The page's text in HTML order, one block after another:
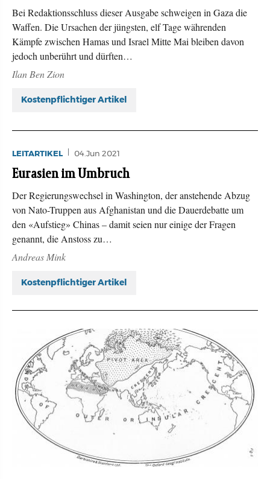
Bei Redaktionsschluss dieser Ausgabe schweigen in Gaza die
Waffen. Die Ursachen der jüngsten, elf Tage währenden
Kämpfe zwischen Hamas und Israel Mitte Mai bleiben davon
jedoch unberührt und dürften…
Ilan Ben Zion
Kostenpflichtiger Artikel
LEITARTIKEL 04.Jun 2021
Eurasien im Umbruch
Der Regierungswechsel in Washington, der anstehende Abzug
von Nato-Truppen aus Afghanistan und die Dauerdebatte um
den «Aufstieg» Chinas – damit seien nur einige der Fragen
genannt, die Anstoss zu…
Andreas Mink
Kostenpflichtiger Artikel